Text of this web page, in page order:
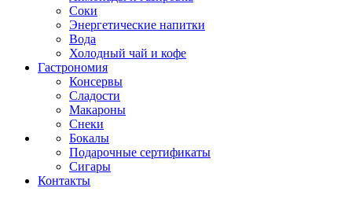
Соки
Энергетические напитки
Вода
Холодный чай и кофе
Гастрономия
Консервы
Сладости
Макароны
Снеки
Бокалы
Подарочные сертификаты
Сигары
Контакты